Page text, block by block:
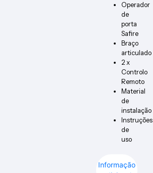
Informação
Operador
de
porta
Safire
Braço
articulado
2 x
Controlo
Remoto
Material
de
instalação
Instruções
de
uso